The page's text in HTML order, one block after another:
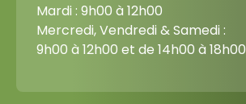
Mardi : 9h00 à 12h00
Mercredi, Vendredi & Samedi :
9h00 à 12h00 et de 14h00 à 18h00